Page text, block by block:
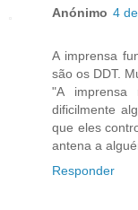
Anónimo 4
A imprensa
são os DDT.
"A imprensa
dificilmente
que eles
antena a
Responder